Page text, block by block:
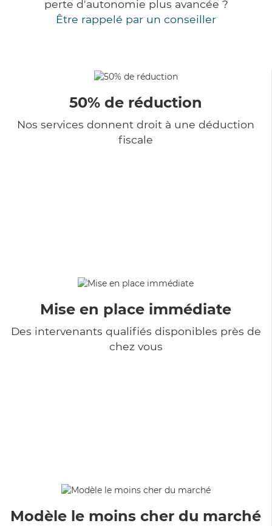
perte d'autonomie plus avancée ?
Être rappelé par un conseiller
50% de réduction
Nos services donnent droit à une déduction
fiscale
Mise en place immédiate
Des intervenants qualifiés disponibles près de
chez vous
Modèle le moins cher du marché